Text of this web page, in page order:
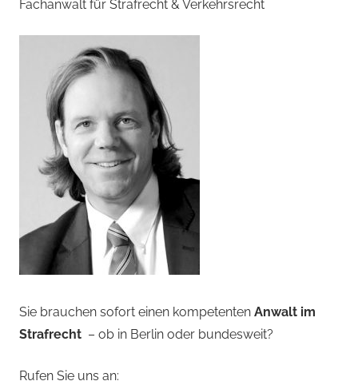
Fachanwalt für Strafrecht & Verkehrsrecht
Sie brauchen sofort einen kompetenten Anwalt im
Strafrecht – ob in Berlin oder bundesweit?
Rufen Sie uns an: